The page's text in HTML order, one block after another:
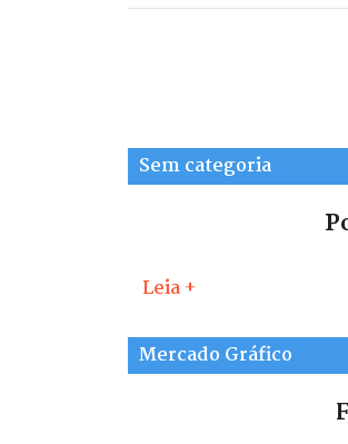
Sem categoria
Leia +
Mercado Gráfico